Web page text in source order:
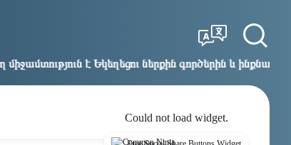
Եկեղեցու ներքին գործերին և ինքնավարությանը.
Could not load widget.